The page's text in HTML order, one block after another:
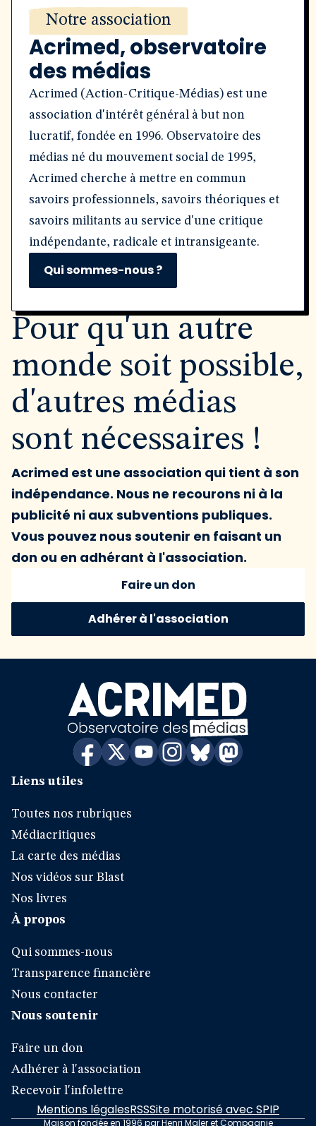
Notre association
Acrimed, observatoire
des médias
Acrimed (Action-Critique-Médias) est une
association d'intérêt général à but non
lucratif, fondée en 1996. Observatoire des
médias né du mouvement social de 1995,
Acrimed cherche à mettre en commun
savoirs professionnels, savoirs théoriques et
savoirs militants au service d'une critique
indépendante, radicale et intransigeante.
Qui sommes-nous ?
Pour qu'un autre
monde soit possible,
d'autres médias
sont nécessaires !
Acrimed est une association qui tient à son
indépendance. Nous ne recourons ni à la
publicité ni aux subventions publiques.
Vous pouvez nous soutenir en faisant un
don ou en adhérant à l'association.
Faire un don
Adhérer à l'association
Liens utiles
Toutes nos rubriques
Médiacritiques
La carte des médias
Nos vidéos sur Blast
Nos livres
À propos
Qui sommes-nous
Transparence financière
Nous contacter
Nous soutenir
Faire un don
Adhérer à l'association
Recevoir l'infolettre
Mentions légalesRSSSite motorisé avec SPIP
Maison fondée en 1996 par Henri Maler et Compagnie